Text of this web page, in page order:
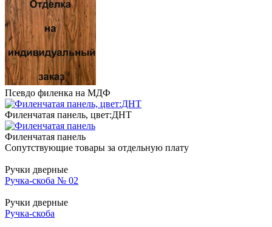
Псевдо филенка на МДФ
Филенчатая панель, цвет:ДНТ
Филенчатая панель
Сопутствующие товары за отдельную плату
Ручки дверные
Ручка-скоба № 02
Ручки дверные
Ручка-скоба